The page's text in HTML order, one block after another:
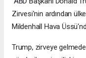
Zirvesi'nin ardından
Mildenhall Hava
Trump, zirveye